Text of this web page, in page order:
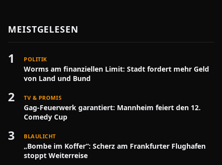
MEISTGELESEN
1 POLITIK
Worms am finanziellen Limit: Stadt fordert mehr Geld
von Land und Bund
2 TV & PROMIS
Gag-Feuerwerk garantiert: Mannheim feiert den 12.
Comedy Cup
3 BLAULICHT
„Bombe im Koffer“: Scherz am Frankfurter Flughafen
stoppt Weiterreise